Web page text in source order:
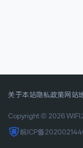
关于本站隐私政策网站
Copyright © 2026 WIFI
皖ICP备